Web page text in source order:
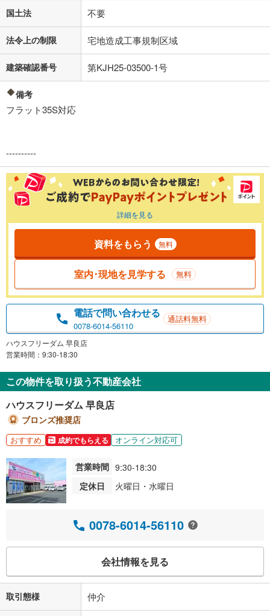
国土法 不要
法令上の制限 宅地造成工事規制区域
建築確認番号 第KJH25-03500-1号
備考
フラット35S対応
----------
詳細を見る
資料をもらう 無料
室内･現地を見学する 無料
電話で問い合わせる
0078-6014-56110
通話料無料
ハウスフリーダム 早良店
営業時間：9:30-18:30
この物件を取り扱う不動産会社
ハウスフリーダム 早良店
ブロンズ推奨店
おすすめ 成約でもらえる オンライン対応可
営業時間 9:30-18:30
定休日
火曜日・水曜日
0078-6014-56110
会社情報を見る
取引態様 仲介